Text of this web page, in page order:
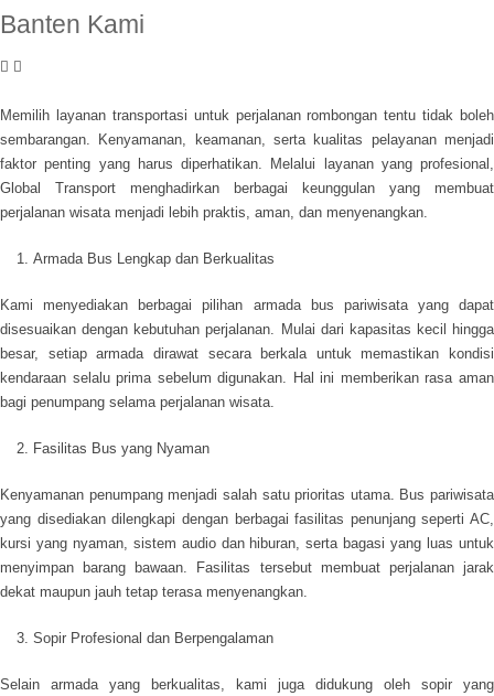
Banten Kami
Memilih layanan transportasi untuk perjalanan rombongan tentu tidak boleh
sembarangan. Kenyamanan, keamanan, serta kualitas pelayanan menjadi
faktor penting yang harus diperhatikan. Melalui layanan yang profesional,
Global Transport menghadirkan berbagai keunggulan yang membuat
perjalanan wisata menjadi lebih praktis, aman, dan menyenangkan.
Armada Bus Lengkap dan Berkualitas
Kami menyediakan berbagai pilihan armada bus pariwisata yang dapat
disesuaikan dengan kebutuhan perjalanan. Mulai dari kapasitas kecil hingga
besar, setiap armada dirawat secara berkala untuk memastikan kondisi
kendaraan selalu prima sebelum digunakan. Hal ini memberikan rasa aman
bagi penumpang selama perjalanan wisata.
Fasilitas Bus yang Nyaman
Kenyamanan penumpang menjadi salah satu prioritas utama. Bus pariwisata
yang disediakan dilengkapi dengan berbagai fasilitas penunjang seperti AC,
kursi yang nyaman, sistem audio dan hiburan, serta bagasi yang luas untuk
menyimpan barang bawaan. Fasilitas tersebut membuat perjalanan jarak
dekat maupun jauh tetap terasa menyenangkan.
Sopir Profesional dan Berpengalaman
Selain armada yang berkualitas, kami juga didukung oleh sopir yang